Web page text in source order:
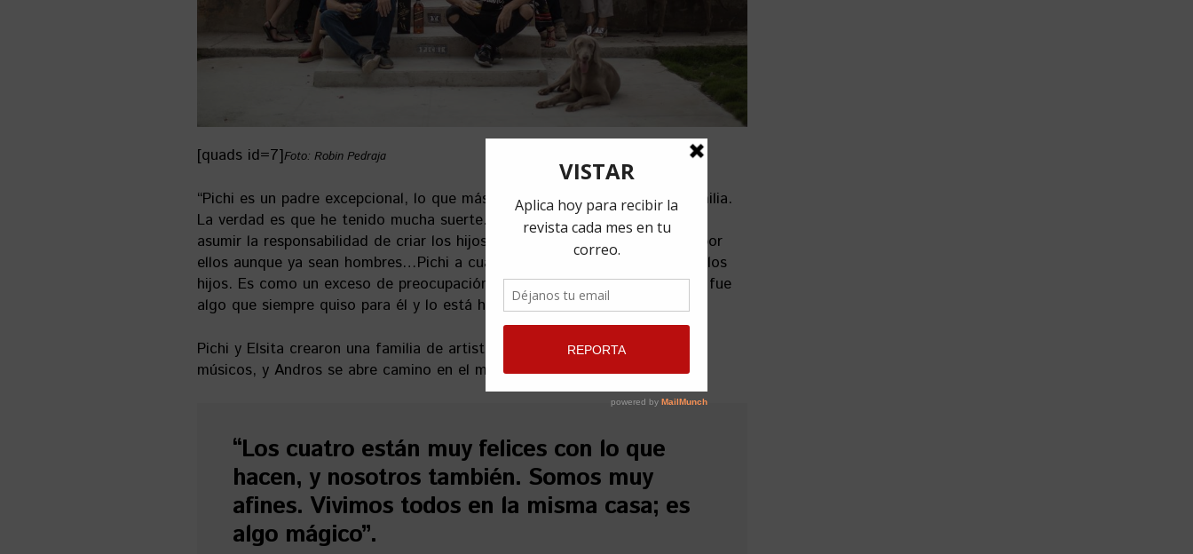
[quads id=7]Foto: Robin Pedraja
“Pichi es un padre excepcional, lo que más le interesa en la vida es su familia.
La verdad es que he tenido mucha suerte. A las madres nos es más fácil
asumir la responsabilidad de criar los hijos, pero tener un padre que vele por
ellos aunque ya sean hombres…Pichi a cualquier hora está disposición de los
hijos. Es como un exceso de preocupación y responsabilidad. Yo creo que fue
algo que siempre quiso para él y lo está haciendo con sus hijos”.
Pichi y Elsita crearon una familia de artistas. Anthuán, Adán y Amén son
músicos, y Andros se abre camino en el mundo de la actuación.
“Los cuatro están muy felices con lo que
hacen, y nosotros también. Somos muy
afines. Vivimos todos en la misma casa; es
algo mágico”.